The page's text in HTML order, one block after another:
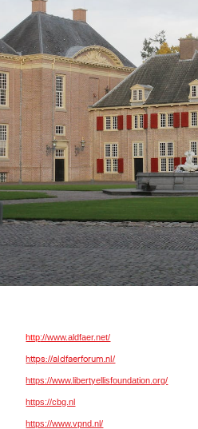
http://www.aldfaer.net/
https://aldfaerforum.nl/
https://www.libertyellisfoundation.org/
https://cbg.nl
https://www.vpnd.nl/